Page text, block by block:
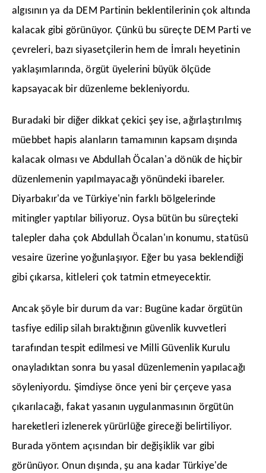
algısının ya da DEM Partinin beklentilerinin çok altında
kalacak gibi görünüyor. Çünkü bu süreçte DEM Parti ve
çevreleri, bazı siyasetçilerin hem de İmralı heyetinin
yaklaşımlarında, örgüt üyelerini büyük ölçüde
kapsayacak bir düzenleme bekleniyordu.
​Buradaki bir diğer dikkat çekici şey ise, ağırlaştırılmış
müebbet hapis alanların tamamının kapsam dışında
kalacak olması ve Abdullah Öcalan'a dönük de hiçbir
düzenlemenin yapılmayacağı yönündeki ibareler.
Diyarbakır'da ve Türkiye'nin farklı bölgelerinde
mitingler yaptılar biliyoruz. Oysa bütün bu süreçteki
talepler daha çok Abdullah Öcalan'ın konumu, statüsü
vesaire üzerine yoğunlaşıyor. Eğer bu yasa beklendiği
gibi çıkarsa, kitleleri çok tatmin etmeyecektir.
​Ancak şöyle bir durum da var: Bugüne kadar örgütün
tasfiye edilip silah bıraktığının güvenlik kuvvetleri
tarafından tespit edilmesi ve Milli Güvenlik Kurulu
onayladıktan sonra bu yasal düzenlemenin yapılacağı
söyleniyordu. Şimdiyse önce yeni bir çerçeve yasa
çıkarılacağı, fakat yasanın uygulanmasının örgütün
hareketleri izlenerek yürürlüğe gireceği belirtiliyor.
Burada yöntem açısından bir değişiklik var gibi
görünüyor. Onun dışında, şu ana kadar Türkiye'de